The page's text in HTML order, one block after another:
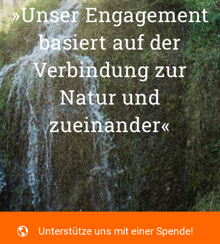
»Unser Engagement
basiert auf der
Verbindung zur
Natur und
zueinander«
Unterstütze uns mit einer Spende!